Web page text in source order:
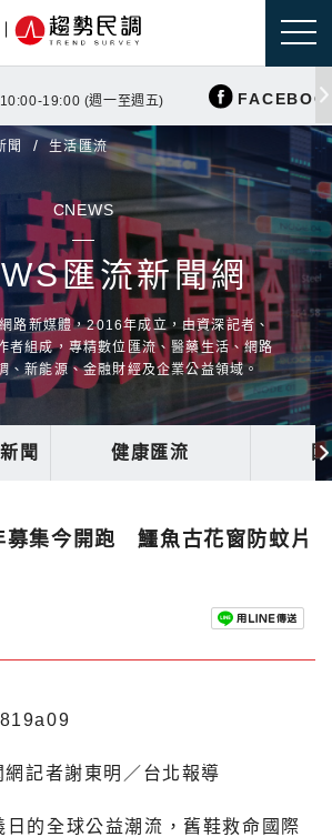
10:00-19:00 (週一至週五)
聞 生活匯流
CNEWS
匯流新聞網
路新媒體，2016年成立，由資深記者、
者組成，專精數位匯流、醫藥生活、網路
、新能源、金融財經及企業公益領域。
聞 健康匯流
募集今開跑 鱷魚古花窗防蚊片
記者謝東明／台北報導
日的全球公益潮流，舊鞋救命國際